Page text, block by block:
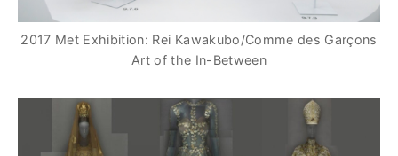
2017 Met Exhibition: Rei Kawakubo/Comme des Garçons
Art of the In-Between